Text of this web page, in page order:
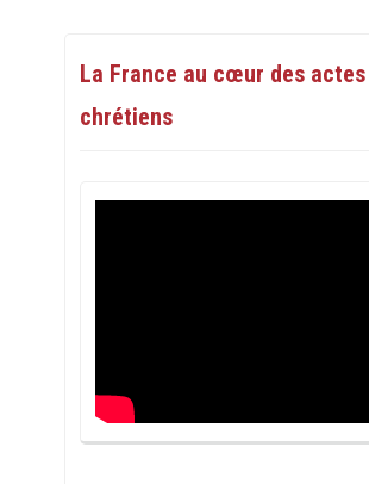
La France au cœur des
chrétiens